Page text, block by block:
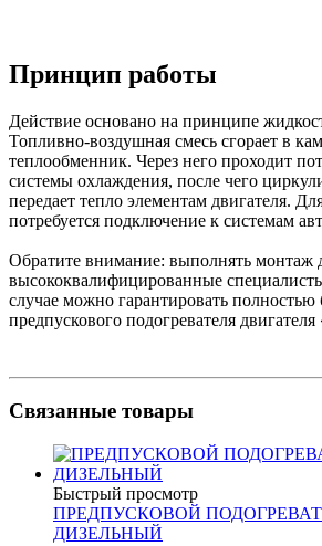
Принцип работы
Действие основано на принципе
Топливно-воздушная смесь сгорает в
теплообменник. Через него проходит
системы охлаждения, после чего
передает тепло элементам двигателя.
потребуется подключение к системам
Обратите внимание: выполнять монтаж
высококвалифицированные
случае можно гарантировать полностью
предпускового подогревателя двигателя
Связанные товары
Быстрый просмотр
ПРЕДПУСКОВОЙ
ДИЗЕЛЬНЫЙ